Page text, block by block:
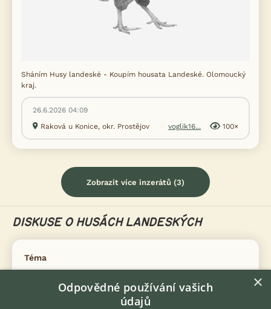
Sháním Husy landeské - Koupím housata Landeské. Olomoucký
kraj.
26.6.2026 04:09
Raková u Konice, okr. Prostějov
voglik16... 100×
Zobrazit více inzerátů (3)
DISKUSE O HUSÁCH LANDESKÝCH
Téma
Husacie vajicka v oktobri ×
Odpovědné používání vašich
údajů